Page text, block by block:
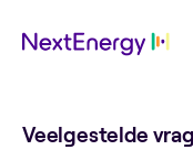
Veelgestelde